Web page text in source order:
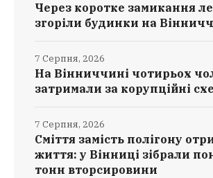
Через коротке замикання
згоріли будинки на
На Вінниччині чотирьох
затримали за корупційні
7 Серпня, 2026
Сміття замість полігону
життя: у Вінниці зібрали
тонн вторсировини
7 Серпня, 2026